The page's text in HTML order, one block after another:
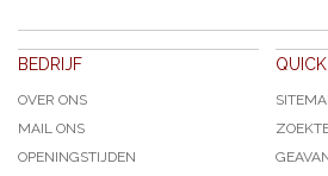
BEDRIJF
OVER ONS
MAIL ONS
OPENINGSTIJDEN